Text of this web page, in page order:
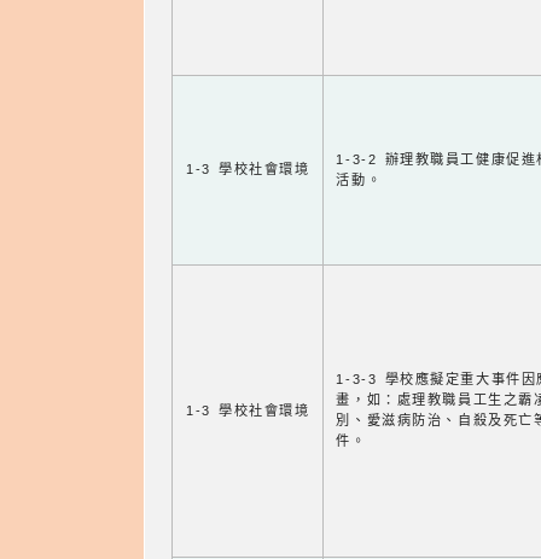
1-3 學校社會環境
1-3-2 辦理教職員工健康促進
活動。
1-3 學校社會環境
1-3-3 學校應擬定重大事件因
畫，如：處理教職員工生之霸
別、愛滋病防治、自殺及死亡
件。